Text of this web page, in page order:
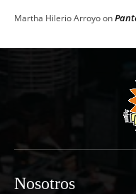
Martha Hilerio Arroyoon
Nosotros